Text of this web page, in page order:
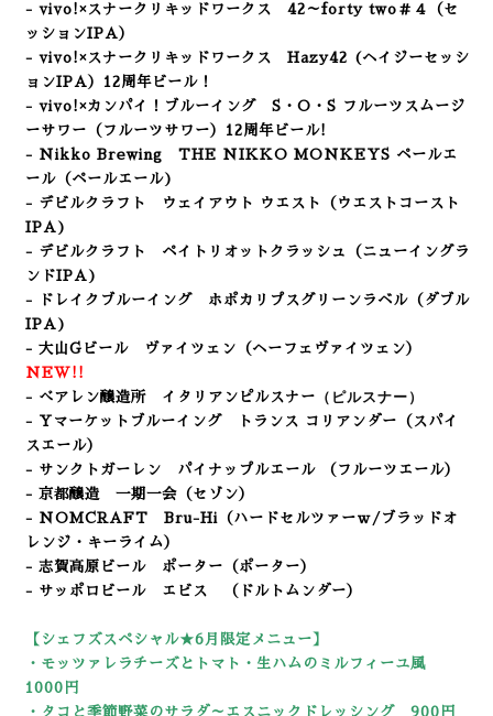
- vivo!×スナークリキッドワークス 42～forty two＃４（セ
ッションIPA）
- vivo!×スナークリキッドワークス Hazy42 (ヘイジーセッシ
ョンIPA）12周年ビール！
- vivo!×カンパイ！ブルーイング S・O・S フルーツスムージ
ーサワー（フルーツサワー）12周年ビール!
- Nikko Brewing THE NIKKO MONKEYS ペールエ
ール （ペールエール)
- デビルクラフト ウェイアウト ウエスト
（ウエストコースト
IPA)
- デビルクラフト ペイトリオットクラッシュ
（ニューイングラ
ンドIPA)
- ドレイクブルーイング ホポカリプスグリーンラベル（ダブル
IPA)
- 大山Gビール ヴァイツェン（ヘーフェヴァイツェン）
NEW!!
- べアレン醸造所 イタリアンピルスナー
（ピルスナー）
- Yマーケットブルーイング トランス コリアンダー（スパイ
スエール）
- サンクトガーレン パイナップルエール
（フルーツエール）
- 京都醸造 一期一会 （セゾン）
- NOMCRAFT Bru-Hi（ハードセルツァーｗ/ブラッドオ
レンジ・キーライム）
- 志賀高原ビール ポーター（ポーター）
- サッポロビール エビス （ドルトムンダー）
【シェフズスペシャル★6 月限定メニュー】
・モッツァレラチーズとトマト・生ハムのミルフィーユ風
1000円
・タコと季節野菜のサラダ～エスニックドレッシング 900円